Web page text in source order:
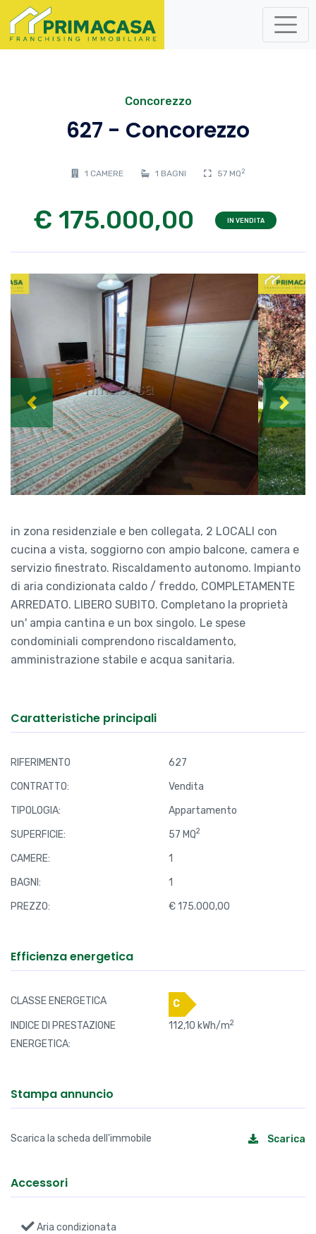
Concorezzo
627 - Concorezzo
1 CAMERE 1 BAGNI 57 MQ 2
€ 175.000,00 IN VENDITA
Previous Next
in zona residenziale e ben collegata, 2 LOCALI con
cucina a vista, soggiorno con ampio balcone, camera e
servizio finestrato. Riscaldamento autonomo. Impianto
di aria condizionata caldo / freddo, COMPLETAMENTE
ARREDATO. LIBERO SUBITO. Completano la proprietà
un' ampia cantina e un box singolo. Le spese
condominiali comprendono riscaldamento,
amministrazione stabile e acqua sanitaria.
Caratteristiche principali
RIFERIMENTO
627
CONTRATTO:
Vendita
TIPOLOGIA:
Appartamento
SUPERFICIE:
57 MQ2
CAMERE:
1
BAGNI:
1
PREZZO:
€ 175.000,00
Efficienza energetica
CLASSE ENERGETICA
C
INDICE DI PRESTAZIONE
ENERGETICA:
112,10 kWh/m2
Stampa annuncio
Scarica la scheda dell'immobile Scarica
Accessori
Aria condizionata